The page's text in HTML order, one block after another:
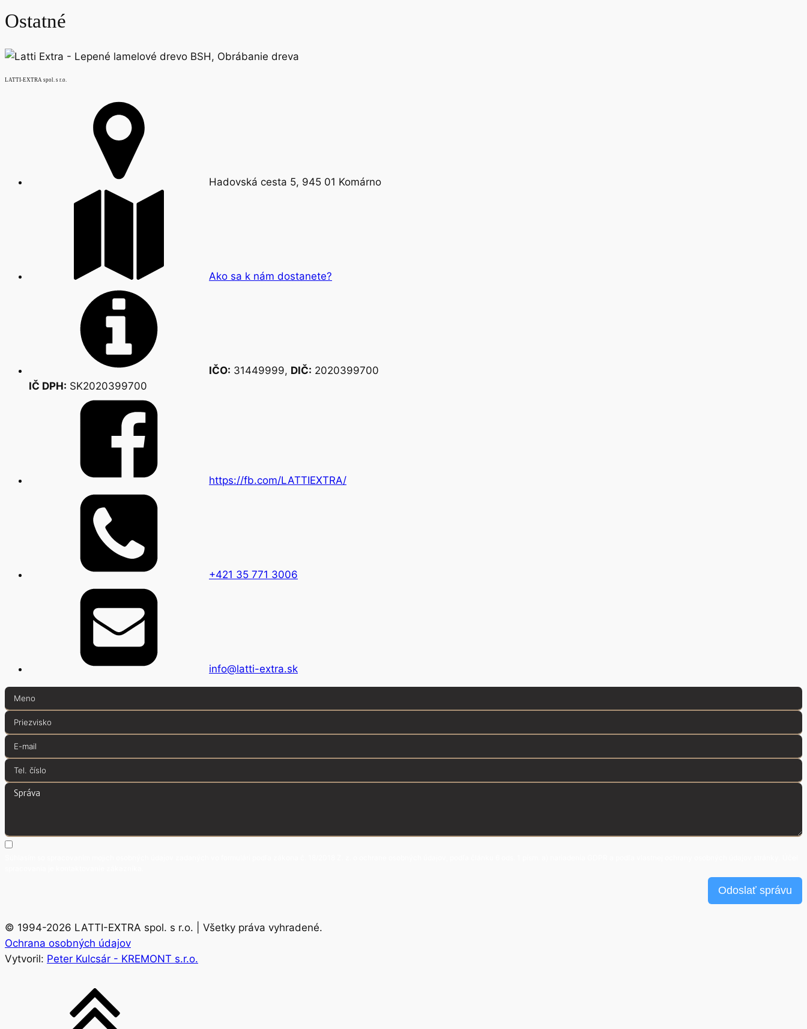
Ostatné
LATTI-EXTRA spol. s r.o.
Hadovská cesta 5, 945 01 Komárno
Ako sa k nám dostanete?
IČO: 31449999, DIČ: 2020399700
IČ DPH: SK2020399700
https://fb.com/LATTIEXTRA/
+421 35 771 3006
info@latti-extra.sk
Odoslať správu
© 1994-2026 LATTI-EXTRA spol. s r.o. | Všetky práva vyhradené.
Ochrana osobných údajov
Vytvoril: Peter Kulcsár - KREMONT s.r.o.